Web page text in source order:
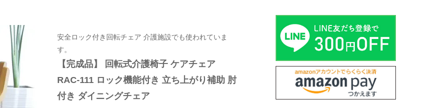
安全ロック付き回転チェア 介護施設でも使われていま
す。
【完成品】 回転式介護椅子 ケアチェア
RAC-111 ロック機能付き 立ち上がり補助 肘
付き ダイニングチェア